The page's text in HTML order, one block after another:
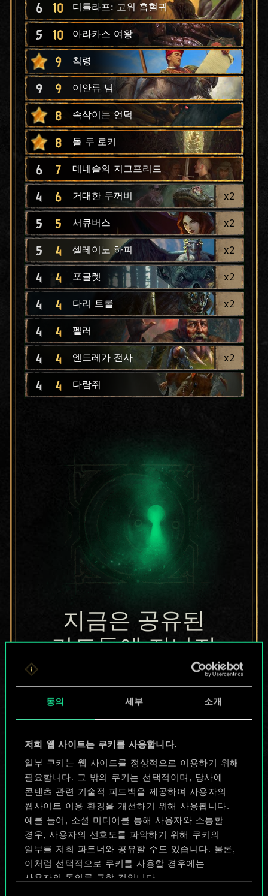
동의 세부 소개
저희 웹 사이트는 쿠키를 사용합니다.
일부 쿠키는 웹 사이트를 정상적으로 이용하기 위해
필요합니다. 그 밖의 쿠키는 선택적이며, 당사에
콘텐츠 관련 기술적 피드백을 제공하여 사용자의
웹사이트 이용 환경을 개선하기 위해 사용됩니다.
예를 들어, 소셜 미디어를 통해 사용자와 소통할
경우, 사용자의 선호도를 파악하기 위해 쿠키의
일부를 저희 파트너와 공유할 수도 있습니다. 물론,
이처럼 선택적으로 쿠키를 사용할 경우에는
사용자의 동의를 구할 것입니다.
6 10 디틀라프: 고위 흡혈귀
5 10 아라카스 여왕
9 칙령
9 9 이안류 님
8 속삭이는 언덕
8 돌 두 로키
6 7 데네슬의 지그프리드
4 6 거대한 두꺼비 x2
5 5 서큐버스 x2
5 4 셀레이노 하피 x2
4 4 포글렛 x2
4 4 다리 트롤 x2
4 4 펠러
4 4 엔드레가 전사 x2
4 4 다람쥐
지금은 공유된
카드들에 지나지
무궁무진한
가능성을 가지고
있습니다!
덱 이름 짓기 & 가이드 작성하기
덱 편집
또는